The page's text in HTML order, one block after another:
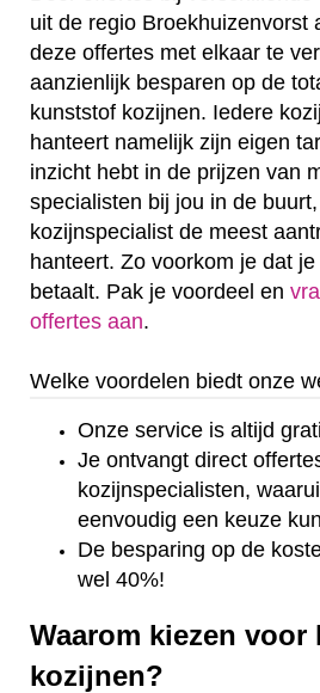
uit de regio Broekhuizenvorst
deze offertes met elkaar te
aanzienlijk besparen op de
kunststof kozijnen. Iedere
hanteert namelijk zijn eigen
inzicht hebt in de prijzen van
specialisten bij jou in de
kozijnspecialist de meest
hanteert. Zo voorkom je dat
betaalt. Pak je voordeel en
offertes aan.
Welke voordelen biedt onze
Onze service is altijd
Je ontvangt direct
kozijnspecialisten,
eenvoudig een keuze
De besparing op de
wel 40%!
Waarom kiezen
kozijnen?